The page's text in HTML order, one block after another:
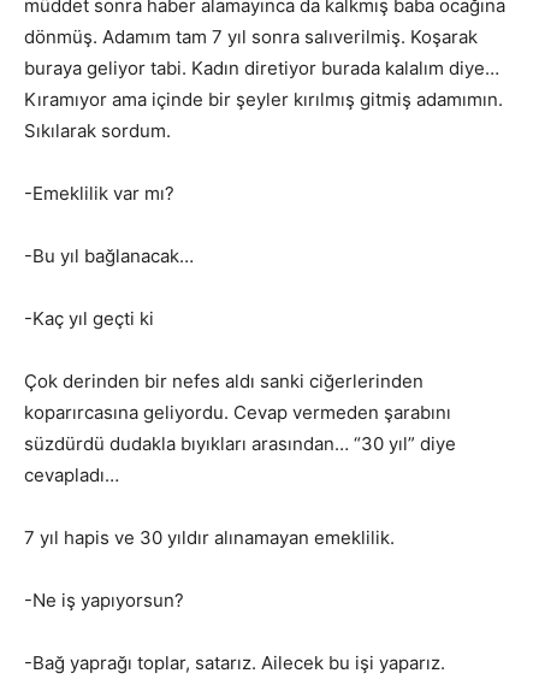
müddet sonra haber alamayınca da kalkmış baba ocağına
dönmüş. Adamım tam 7 yıl sonra salıverilmiş. Koşarak
buraya geliyor tabi. Kadın diretiyor burada kalalım diye…
Kıramıyor ama içinde bir şeyler kırılmış gitmiş adamımın.
Sıkılarak sordum.
-Emeklilik var mı?
-Bu yıl bağlanacak…
-Kaç yıl geçti ki
Çok derinden bir nefes aldı sanki ciğerlerinden
koparırcasına geliyordu. Cevap vermeden şarabını
süzdürdü dudakla bıyıkları arasından… “30 yıl” diye
cevapladı…
7 yıl hapis ve 30 yıldır alınamayan emeklilik.
-Ne iş yapıyorsun?
-Bağ yaprağı toplar, satarız. Ailecek bu işi yaparız.